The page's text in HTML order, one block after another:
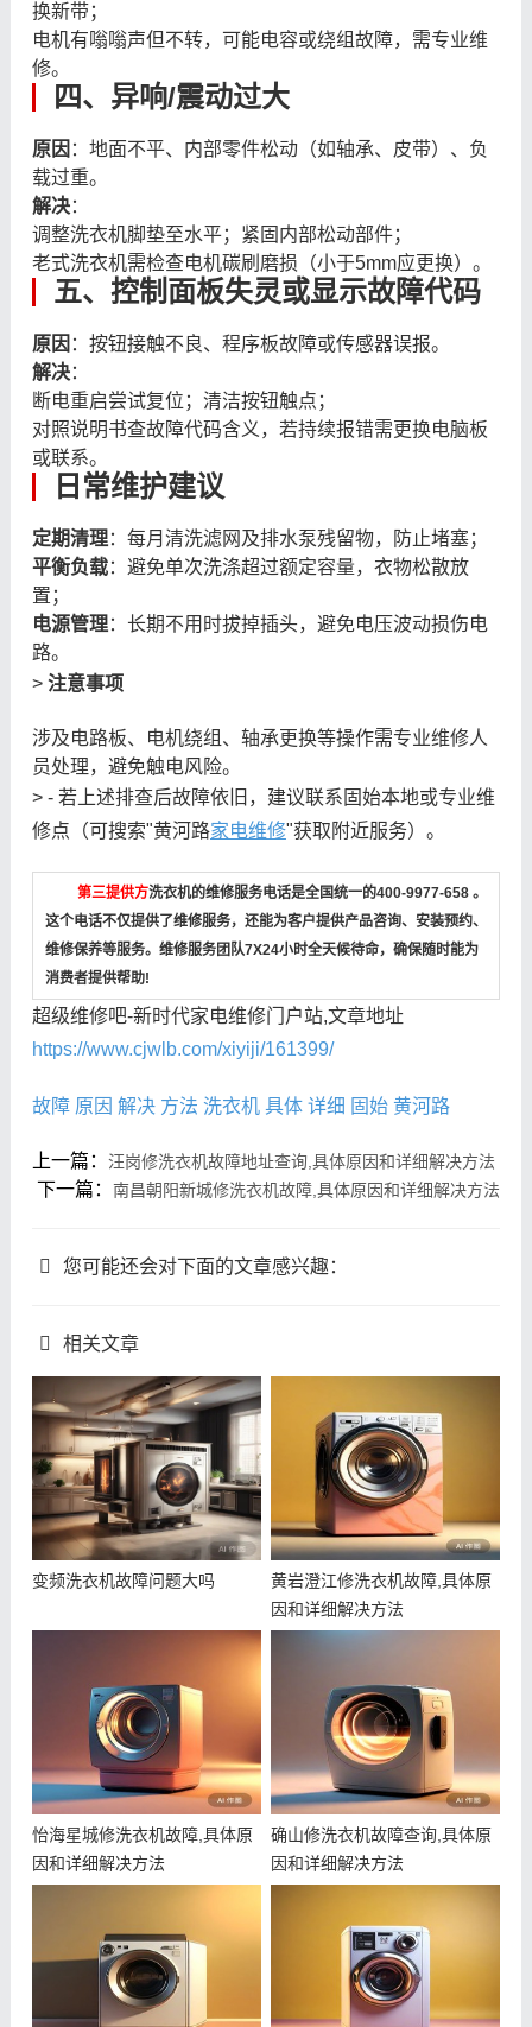
换新带；
电机有嗡嗡声但不转，可能电容或绕组故障，需专业维
修。
四、异响/震动过大
原因 ：地面不平、内部零件松动（如轴承、皮带）、负
载过重。
解决：
调整洗衣机脚垫至水平；紧固内部松动部件；
老式洗衣机需检查电机碳刷磨损（小于5mm应更换）。
五、控制面板失灵或显示故障代码
原因 ：按钮接触不良、程序板故障或传感器误报。
解决：
断电重启尝试复位；清洁按钮触点；
对照说明书查故障代码含义，若持续报错需更换电脑板
或联系。
日常维护建议
定期清理：每月清洗滤网及排水泵残留物，防止堵塞；
平衡负载：避免单次洗涤超过额定容量，衣物松散放
置；
电源管理：长期不用时拔掉插头，避免电压波动损伤电
路。
> 注意事项
涉及电路板、电机绕组、轴承更换等操作需专业维修人
员处理，避免触电风险。
> - 若上述排查后故障依旧，建议联系固始本地或专业维
修点（可搜索"黄河路家电维修"获取附近服务）。
第三提供方洗衣机的维修服务电话是全国统一的400-9977-658 。
这个电话不仅提供了维修服务，还能为客户提供产品咨询、安装预约、
维修保养等服务。维修服务团队7X24小时全天候待命，确保随时能为
消费者提供帮助!
超级维修吧-新时代家电维修门户站,文章地址
https://www.cjwlb.com/xiyiji/161399/
故障 原因 解决 方法 洗衣机 具体 详细 固始 黄河路
上一篇： 汪岗修洗衣机故障地址查询,具体原因和详细解决方法
下一篇：南昌朝阳新城修洗衣机故障,具体原因和详细解决方法
您可能还会对下面的文章感兴趣：
相关文章
变频洗衣机故障问题大吗
黄岩澄江修洗衣机故障,具体原
因和详细解决方法
怡海星城修洗衣机故障,具体原
因和详细解决方法
确山修洗衣机故障查询,具体原
因和详细解决方法